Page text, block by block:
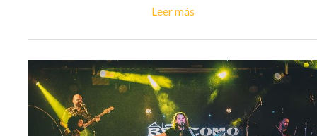
Leer más